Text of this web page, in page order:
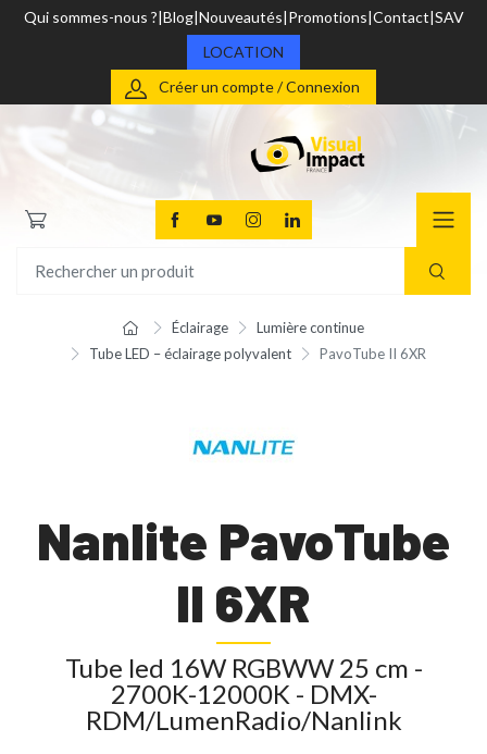
Qui sommes-nous ? Blog Nouveautés Promotions Contact SAV
LOCATION
Créer un compte / Connexion
Éclairage
Lumière continue
Tube LED – éclairage polyvalent
PavoTube II 6XR
Nanlite PavoTube
II 6XR
Tube led 16W RGBWW 25 cm -
2700K-12000K - DMX-
RDM/LumenRadio/Nanlink